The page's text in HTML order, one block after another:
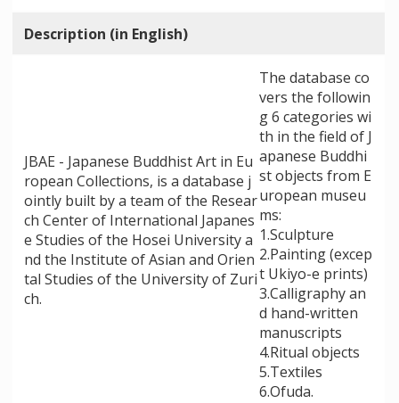
Description (in English)
JBAE - Japanese Buddhist Art in Eu
ropean Collections, is a database j
ointly built by a team of the Resear
ch Center of International Japanes
e Studies of the Hosei University a
nd the Institute of Asian and Orien
tal Studies of the University of Zuri
ch.
The database co
vers the followin
g 6 categories wi
th in the field of J
apanese Buddhi
st objects from E
uropean museu
ms:
1.Sculpture
2.Painting (excep
t Ukiyo-e prints)
3.Calligraphy an
d hand-written
manuscripts
4.Ritual objects
5.Textiles
6.Ofuda.